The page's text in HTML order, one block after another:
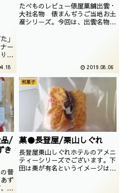
」
ー
ま
たべものレビュー俵屋菓舗出雲・
大社名物 俵まんぢうご当地お土
産シリーズ。今回は、出雲名物の
2019.08.06
品/
き
普
ず
小
和菓子
菓●長登屋/栗山しぐれ
長登屋栗山しぐれホテルのアメニ
ティーシリーズでございます。下
田は栗が有名というイメージはあ